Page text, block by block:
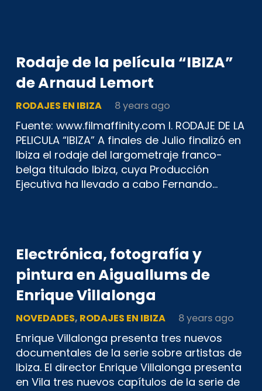
Rodaje de la película “IBIZA”
de Arnaud Lemort
RODAJES EN IBIZA 8 years ago
Fuente: www.filmaffinity.com I. RODAJE DE LA
PELICULA “IBIZA” A finales de Julio finalizó en
Ibiza el rodaje del largometraje franco-
belga titulado Ibiza, cuya Producción
Ejecutiva ha llevado a cabo Fernando…
Electrónica, fotografía y
pintura en Aiguallums de
Enrique Villalonga
NOVEDADES, RODAJES EN IBIZA 8 years ago
Enrique Villalonga presenta tres nuevos
documentales de la serie sobre artistas de
Ibiza. El director Enrique Villalonga presenta
en Vila tres nuevos capítulos de la serie de